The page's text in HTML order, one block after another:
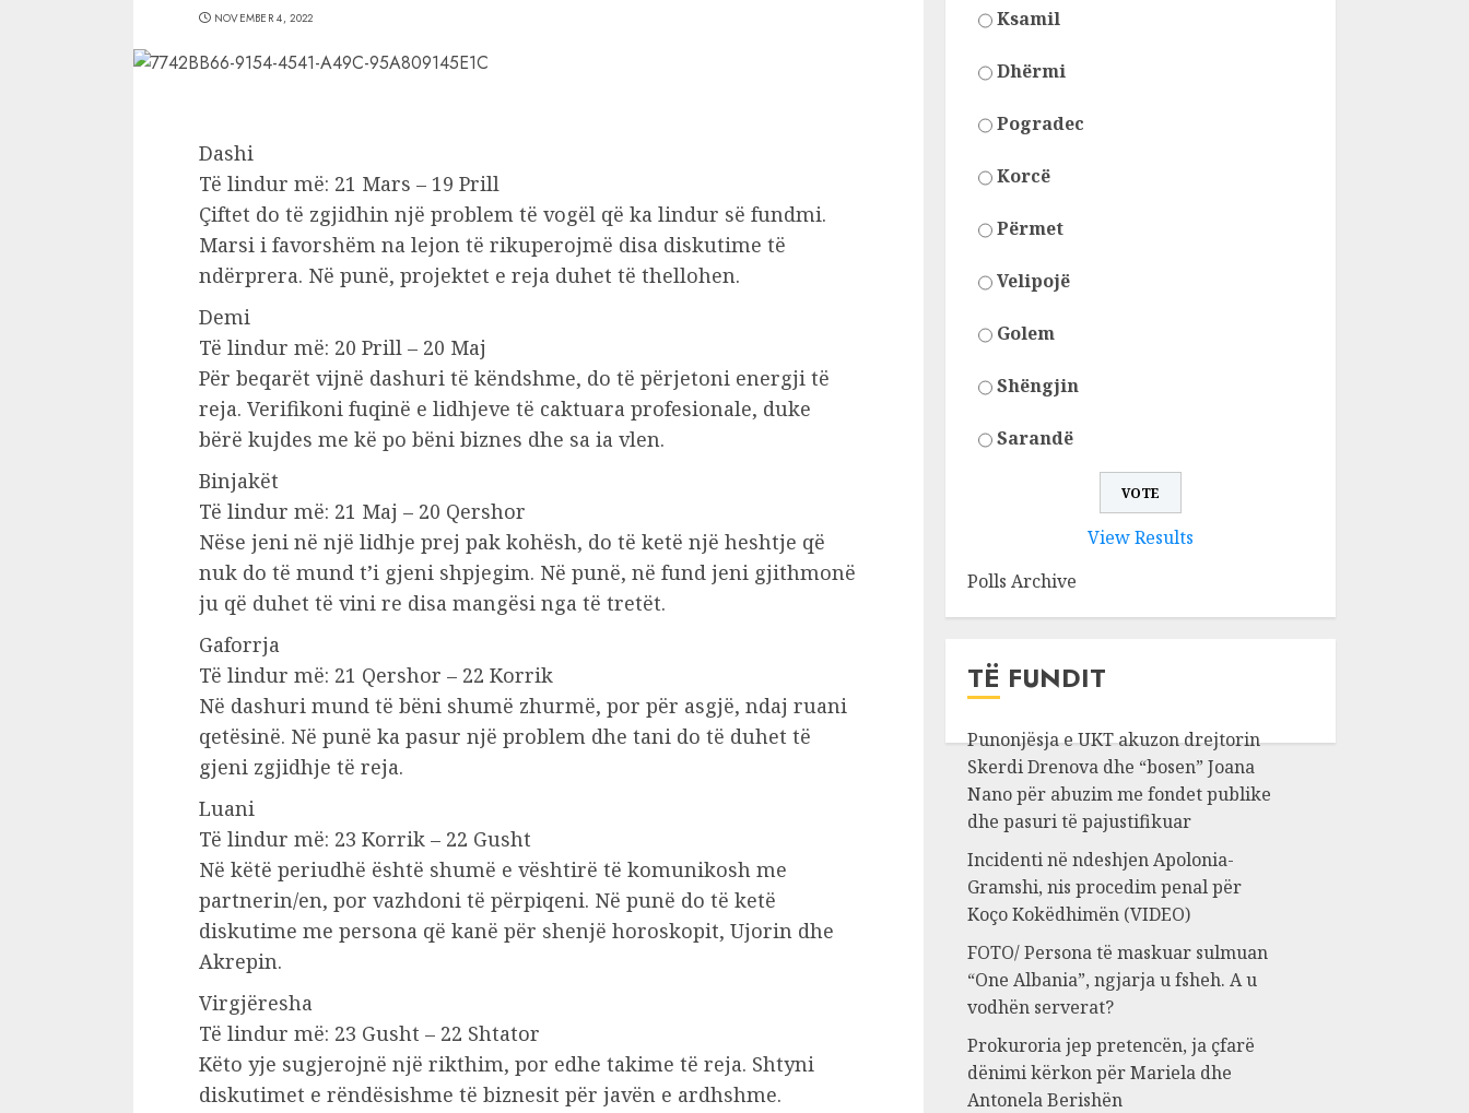
NOVEMBER 4, 2022
Dashi
Të lindur më: 21 Mars – 19 Prill
Çiftet do të zgjidhin një problem të vogël që ka lindur së fundmi.
Marsi i favorshëm na lejon të rikuperojmë disa diskutime të
ndërprera. Në punë, projektet e reja duhet të thellohen.
Demi
Të lindur më: 20 Prill – 20 Maj
Për beqarët vijnë dashuri të këndshme, do të përjetoni energji të
reja. Verifikoni fuqinë e lidhjeve të caktuara profesionale, duke
bërë kujdes me kë po bëni biznes dhe sa ia vlen.
Binjakët
Të lindur më: 21 Maj – 20 Qershor
Nëse jeni në një lidhje prej pak kohësh, do të ketë një heshtje që
nuk do të mund t’i gjeni shpjegim. Në punë, në fund jeni gjithmonë
ju që duhet të vini re disa mangësi nga të tretët.
Gaforrja
Të lindur më: 21 Qershor – 22 Korrik
Në dashuri mund të bëni shumë zhurmë, por për asgjë, ndaj ruani
qetësinë. Në punë ka pasur një problem dhe tani do të duhet të
gjeni zgjidhje të reja.
Luani
Të lindur më: 23 Korrik – 22 Gusht
Në këtë periudhë është shumë e vështirë të komunikosh me
partnerin/en, por vazhdoni të përpiqeni. Në punë do të ketë
diskutime me persona që kanë për shenjë horoskopit, Ujorin dhe
Akrepin.
Virgjëresha
Të lindur më: 23 Gusht – 22 Shtator
Këto yje sugjerojnë një rikthim, por edhe takime të reja. Shtyni
diskutimet e rëndësishme të biznesit për javën e ardhshme.
Ksamil
Dhërmi
Pogradec
Korcë
Përmet
Velipojë
Golem
Shëngjin
Sarandë
View Results
Polls Archive
TË FUNDIT
Punonjësja e UKT akuzon drejtorin
Skerdi Drenova dhe “bosen” Joana
Nano për abuzim me fondet publike
dhe pasuri të pajustifikuar
Incidenti në ndeshjen Apolonia-
Gramshi, nis procedim penal për
Koço Kokëdhimën (VIDEO)
FOTO/ Persona të maskuar sulmuan
“One Albania”, ngjarja u fsheh. A u
vodhën serverat?
Prokuroria jep pretencën, ja çfarë
dënimi kërkon për Mariela dhe
Antonela Berishën